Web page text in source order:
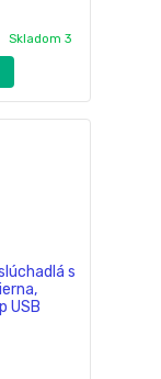
Skladom 3